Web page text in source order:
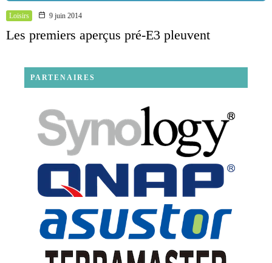
Loisirs 9 juin 2014
Les premiers aperçus pré-E3 pleuvent
PARTENAIRES